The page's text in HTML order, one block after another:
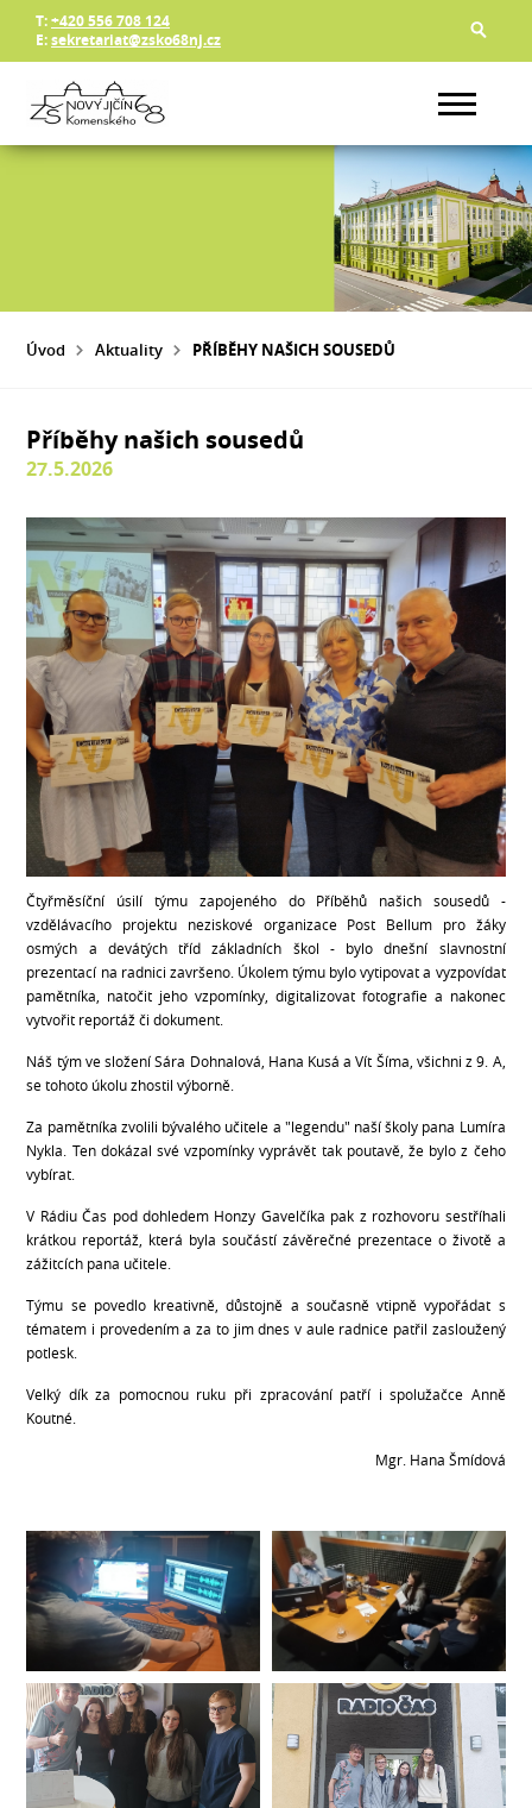
T:+420 556 708 124
E:sekretariat@zsko68nj.cz
Úvod Aktuality PŘÍBĚHY NAŠICH SOUSEDŮ
Příběhy našich sousedů
27.5.2026
Čtyřměsíční úsilí týmu zapojeného do Příběhů našich sousedů -
vzdělávacího projektu neziskové organizace Post Bellum pro žáky
osmých a devátých tříd základních škol - bylo dnešní slavnostní
prezentací na radnici završeno. Úkolem týmu bylo vytipovat a vyzpovídat
pamětníka, natočit jeho vzpomínky, digitalizovat fotografie a nakonec
vytvořit reportáž či dokument.
Náš tým ve složení Sára Dohnalová, Hana Kusá a Vít Šíma, všichni z 9. A,
se tohoto úkolu zhostil výborně.
Za pamětníka zvolili bývalého učitele a "legendu" naší školy pana Lumíra
Nykla. Ten dokázal své vzpomínky vyprávět tak poutavě, že bylo z čeho
vybírat.
V Rádiu Čas pod dohledem Honzy Gavelčíka pak z rozhovoru sestříhali
krátkou reportáž, která byla součástí závěrečné prezentace o životě a
zážitcích pana učitele.
Týmu se povedlo kreativně, důstojně a současně vtipně vypořádat s
tématem i provedením a za to jim dnes v aule radnice patřil zasloužený
potlesk.
Velký dík za pomocnou ruku při zpracování patří i spolužačce Anně
Koutné.
Mgr. Hana Šmídová